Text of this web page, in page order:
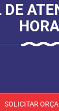
DE
SOLICITAR